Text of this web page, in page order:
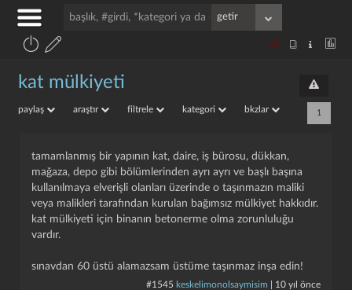
kat mülkiyeti
paylaş araştır filtrele kategori bkzlar 1
tamamlanmış bir yapının kat, daire, iş bürosu, dükkan,
mağaza, depo gibi bölümlerinden ayrı ayrı ve başlı başına
kullanılmaya elverişli olanları üzerinde o taşınmazın maliki
veya malikleri tarafından kurulan bağımsız mülkiyet hakkıdır.
kat mülkiyeti için binanın betonerme olma zorunluluğu
vardır.
sınavdan 60 üstü alamazsam üstüme taşınmaz inşa edin!
#1545 keskelimonolsaymisim 10 yıl önce